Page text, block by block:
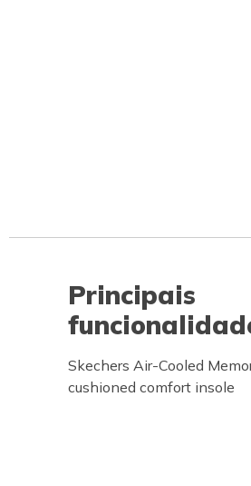
Principais
Skechers Air-Cooled
cushioned comfort insole